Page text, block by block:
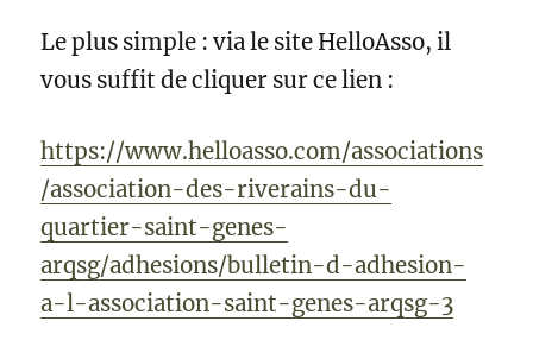
Le plus simple : via le site HelloAsso, il
vous suffit de cliquer sur ce lien :
https://www.helloasso.com/associations
/association-des-riverains-du-
quartier-saint-genes-
arqsg/adhesions/bulletin-d-adhesion-
a-l-association-saint-genes-arqsg-3